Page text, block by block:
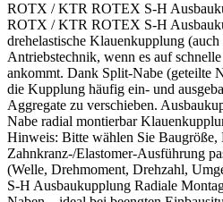
ROTX / KTR ROTEX S-H
ROTX / KTR ROTEX S-H
drehelastische Klauenkupplung
Antriebstechnik, wenn es auf
ankommt. Dank Split-Nabe (geteilte
die Kupplung häufig ein- und
Aggregate zu verschieben.
Nabe radial montierbar
Hinweis: Bitte wählen Sie Baugröße,
Zahnkranz-/Elastomer-Ausführung
(Welle, Drehmoment, Drehzahl,
S-H Ausbaukupplung Radiale